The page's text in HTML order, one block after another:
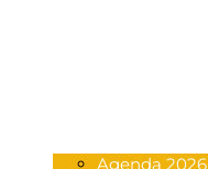
Agenda 2026